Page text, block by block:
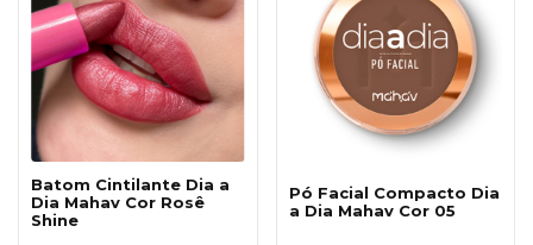
Batom Cintilante Dia a
Dia Mahav Cor Rosê
Shine
Pó Facial Compacto Dia
a Dia Mahav Cor 05